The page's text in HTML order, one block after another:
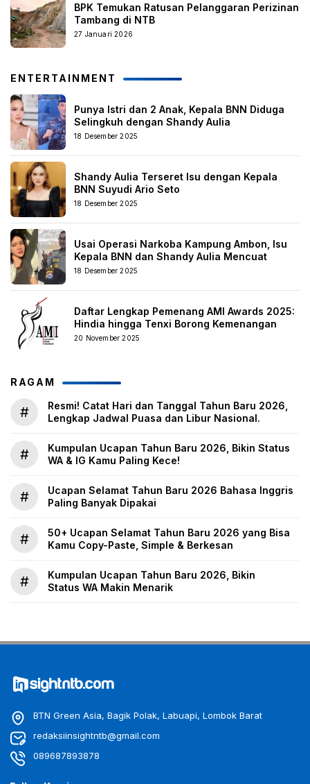
BPK Temukan Ratusan Pelanggaran Perizinan
Tambang di NTB
27 Januari 2026
ENTERTAINMENT
Punya Istri dan 2 Anak, Kepala BNN Diduga
Selingkuh dengan Shandy Aulia
18 Desember 2025
Shandy Aulia Terseret Isu dengan Kepala
BNN Suyudi Ario Seto
18 Desember 2025
Usai Operasi Narkoba Kampung Ambon, Isu
Kepala BNN dan Shandy Aulia Mencuat
18 Desember 2025
Daftar Lengkap Pemenang AMI Awards 2025:
Hindia hingga Tenxi Borong Kemenangan
20 November 2025
RAGAM
#
Resmi! Catat Hari dan Tanggal Tahun Baru 2026,
Lengkap Jadwal Puasa dan Libur Nasional.
#
Kumpulan Ucapan Tahun Baru 2026, Bikin Status
WA & IG Kamu Paling Kece!
#
Ucapan Selamat Tahun Baru 2026 Bahasa Inggris
Paling Banyak Dipakai
#
50+ Ucapan Selamat Tahun Baru 2026 yang Bisa
Kamu Copy-Paste, Simple & Berkesan
#
Kumpulan Ucapan Tahun Baru 2026, Bikin
Status WA Makin Menarik
BTN Green Asia, Bagik Polak, Labuapi, Lombok Barat
redaksiinsightntb@gmail.com
089687893878